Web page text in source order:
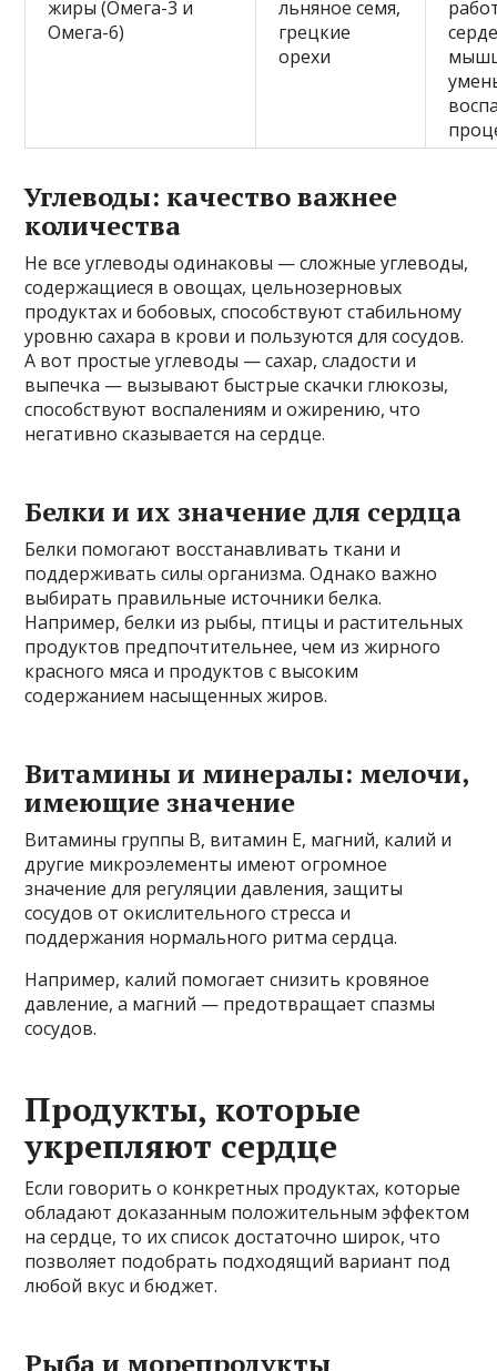
жиры (Омега-3 и
Омега-6)
льняное семя,
грецкие
орехи
Углеводы: качество важнее
количества
Не все углеводы одинаковы — сложные углеводы,
содержащиеся в овощах, цельнозерновых
продуктах и бобовых, способствуют стабильному
уровню сахара в крови и пользуются для сосудов.
А вот простые углеводы — сахар, сладости и
выпечка — вызывают быстрые скачки глюкозы,
способствуют воспалениям и ожирению, что
негативно сказывается на сердце.
Белки и их значение для сердца
Белки помогают восстанавливать ткани и
поддерживать силы организма. Однако важно
выбирать правильные источники белка.
Например, белки из рыбы, птицы и растительных
продуктов предпочтительнее, чем из жирного
красного мяса и продуктов с высоким
содержанием насыщенных жиров.
Витамины и минералы: мелочи,
имеющие значение
Витамины группы B, витамин E, магний, калий и
другие микроэлементы имеют огромное
значение для регуляции давления, защиты
сосудов от окислительного стресса и
поддержания нормального ритма сердца.
Например, калий помогает снизить кровяное
давление, а магний — предотвращает спазмы
сосудов.
Продукты, которые
укрепляют сердце
Если говорить о конкретных продуктах, которые
обладают доказанным положительным эффектом
на сердце, то их список достаточно широк, что
позволяет подобрать подходящий вариант под
любой вкус и бюджет.
Рыба и морепродукты